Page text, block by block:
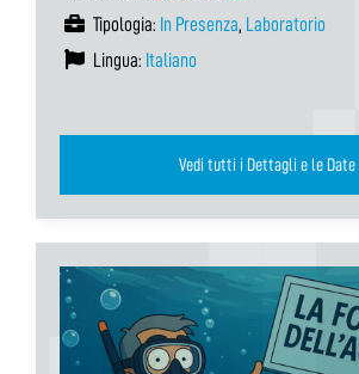
Tipologia: In Presenza, Laboratorio
Lingua: Italiano
Vedi tutti i Dettagli e le Date